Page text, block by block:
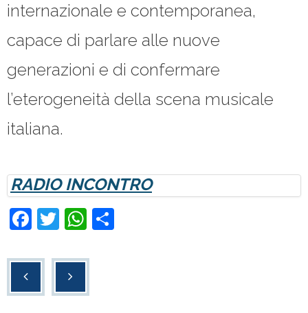
internazionale e contemporanea,
capace di parlare alle nuove
generazioni e di confermare
l’eterogeneità della scena musicale
italiana.
RADIO INCONTRO
F
c
T
tt
er
W
at